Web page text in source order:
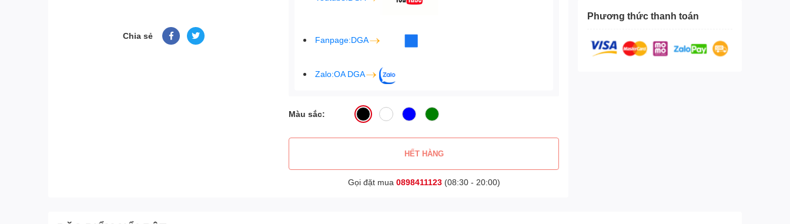
Chia sẻ Fanpage:DGA
Zalo:OA DGA
Màu sắc:
HẾT HÀNG
Gọi đặt mua 0898411123(08:30 - 20:00)
Phương thức thanh toán